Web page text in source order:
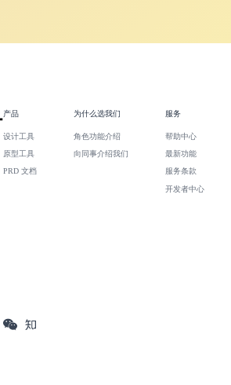
产品
设计工具
原型工具
PRD 文档
为什么选我们
角色功能介绍
向同事介绍我们
服务
帮助中心
最新功能
服务条款
开发者中心